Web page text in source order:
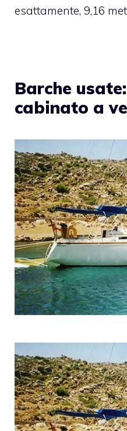
esattamente, 9,16
Barche
cabinato a